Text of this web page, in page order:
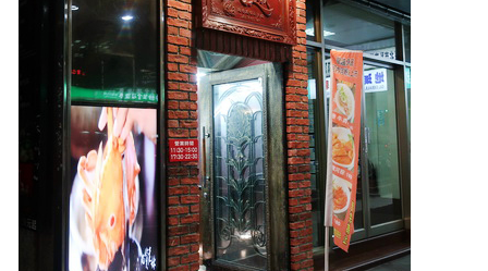
餐桌週記
享樂隨手拍
照相簿
影音區
創意出版服務
歷史區